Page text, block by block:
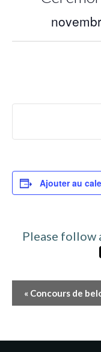
Ajouter au
Please follow
N
v
« Concours de